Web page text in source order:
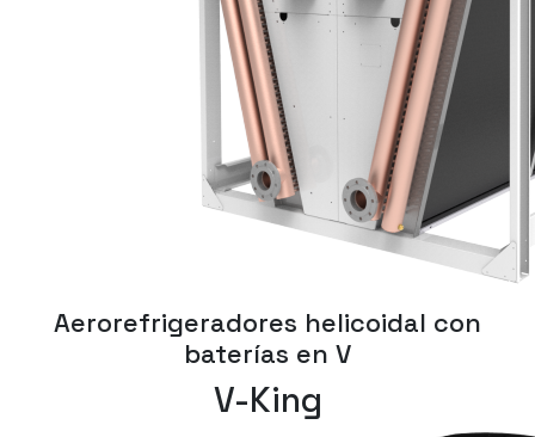
Aerorefrigeradores helicoidal con
baterías en V
V-King